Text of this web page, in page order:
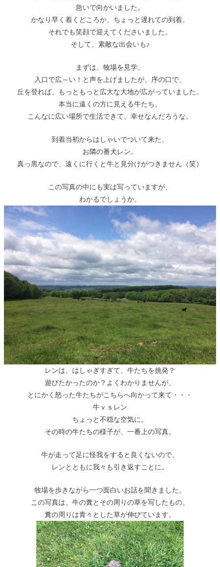
急いで向かいました。
かなり早く着くどころか、ちょっと遅れての到着。
それでも笑顔で迎えてくださいました。
そして、素敵な出会いも♪
まずは、牧場を見学。
入口で広～い！と声を上げましたが、序の口で、
丘を登れば、もっともっと広大な大地が広がっていました。
本当に遠くの方に見える牛たち。
こんなに広い場所で生活できて、幸せなんだろうな。
到着当初からはしゃいでついて来た、
お隣の番犬レン。
真っ黒なので、遠くに行くと牛と見分けがつきません（笑）
この写真の中にも実は写っていますが、
わかるでしょうか。
レンは、はしゃぎすぎて、牛たちを挑発？
遊びたかったのか？よくわかりませんが、
とにかく怒った牛たちがこちらへ向かって来て・・・
牛ｖｓレン
ちょっと不穏な空気に。
その時の牛たちの様子が、一番上の写真。
牛が走って足に怪我をすると良くないので、
レンとともに我々も引き返すことに。
牧場を歩きながら一つ面白いお話を聞きました。
この写真は、牛の糞とその周りの草を写したもの。
糞の周りは青々とした草が伸びています。